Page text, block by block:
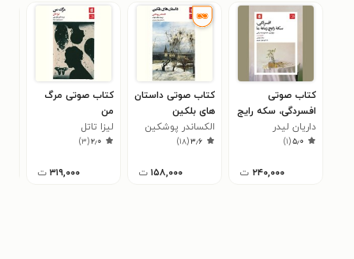
کتاب صوتی
افسردگی، سکه رایج
زمانه ما
داریان لیدر
۵٫۰(۱)
۲۴۰,۰۰۰ ت
کتاب صوتی داستان‌
های بلکین
الکساندر پوشکین
۳٫۶(۱۸)
۱۵۸,۰۰۰ ت
کتاب صوتی مرگ
من
لیزا تاتل
۲٫۰(۳)
۳۱۹,۰۰۰ ت